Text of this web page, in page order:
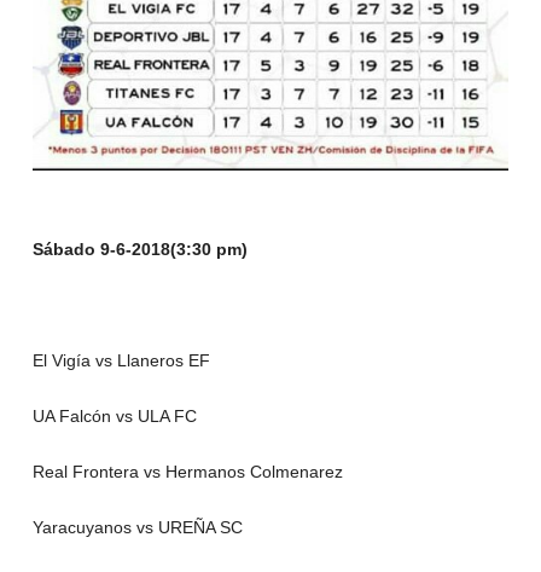
Sábado 9-6-2018(3:30 pm)
El Vigía vs Llaneros EF
UA Falcón vs ULA FC
Real Frontera vs Hermanos Colmenarez
Yaracuyanos vs UREÑA SC